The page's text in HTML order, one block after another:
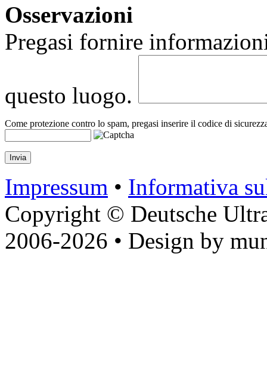
Osservazioni
Pregasi fornire
questo luogo.
Come protezione contro lo spam, pregasi inserire il codice di
Impressum • Informativa
Copyright © Deutsche
2006-2026 • Design by